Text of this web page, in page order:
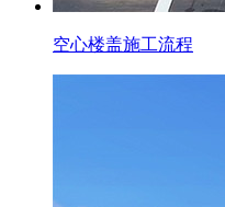
空心楼盖施工流程